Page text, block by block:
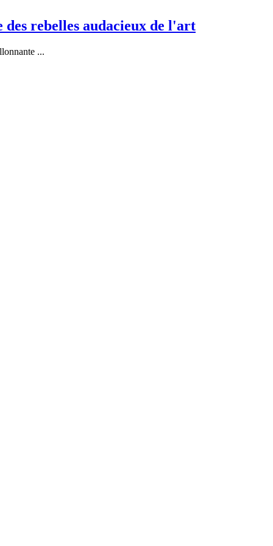
rebelles audacieux de l'art
...